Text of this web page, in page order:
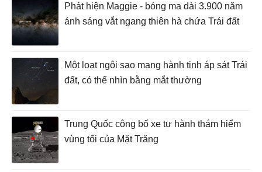
Phát hiện Maggie - bóng ma dài 3.900 năm
ánh sáng vắt ngang thiên hà chứa Trái đất
Một loạt ngôi sao mang hành tinh áp sát Trái
đất, có thể nhìn bằng mắt thường
Trung Quốc công bố xe tự hành thám hiểm
vùng tối của Mặt Trăng